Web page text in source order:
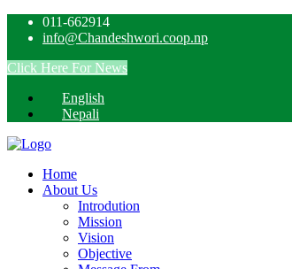
011-662914
info@Chandeshwori.coop.np
Click Here For News
English
Nepali
Home
About Us
Introdution
Mission
Vision
Objective